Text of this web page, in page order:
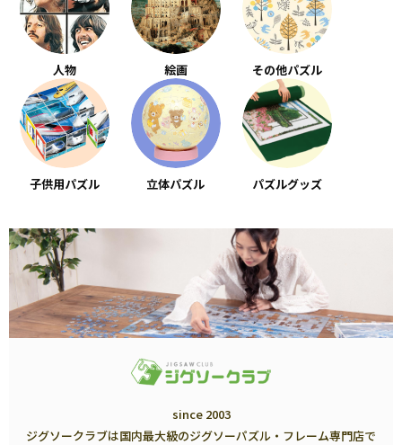
人物 絵画 その他パズル
子供用パズル 立体パズル パズルグッズ
since 2003
ジグソークラブは国内最大級のジグソーパズル・フレーム専門店で